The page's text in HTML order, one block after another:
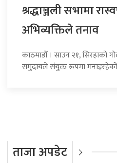
श्रद्धाञ्जली सभामा
अभिव्यक्तिले तनाव
काठमाडौँ । साउन २१, सिरहाको
समुदायले संयुक्त रूपमा मनाइरहेको
ताजा अपडेट